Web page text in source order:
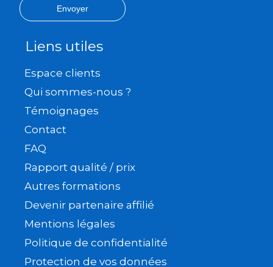
Envoyer
Liens utiles
Espace clients
Qui sommes-nous ?
Témoignages
Contact
FAQ
Rapport qualité / prix
Autres formations
Devenir partenaire affilié
Mentions légales
Politique de confidentialité
Protection de vos données